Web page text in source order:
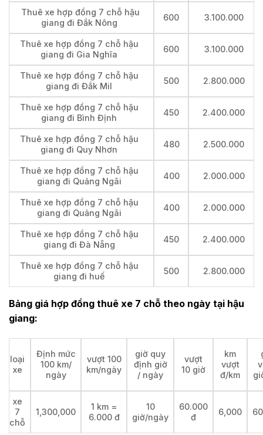
Thuê xe hợp đồng 7 chỗ hậu
giang đi Đắk Nông
600 3.100.000
Thuê xe hợp đồng 7 chỗ hậu
giang đi Gia Nghĩa
600 3.100.000
Thuê xe hợp đồng 7 chỗ hậu
giang đi Đắk Mil
500 2.800.000
Thuê xe hợp đồng 7 chỗ hậu
giang đi Bình Định
450 2.400.000
Thuê xe hợp đồng 7 chỗ hậu
giang đi Quy Nhơn
480 2.500.000
Thuê xe hợp đồng 7 chỗ hậu
giang đi Quảng Ngãi
400 2.000.000
Thuê xe hợp đồng 7 chỗ hậu
giang đi Quảng Ngãi
400 2.000.000
Thuê xe hợp đồng 7 chỗ hậu
giang đi Đà Nẵng
450 2.400.000
Thuê xe hợp đồng 7 chỗ hậu
giang đi huế
500 2.800.000
Bảng giá hợp đồng thuê xe 7 chỗ theo ngày tại hậu
giang:
loại
xe
Định mức
100 km/
ngày
vượt 100
km/ngày
giờ quy
định giờ
/ ngày
vượt
10 giờ
km
vượt
đ/km
xe
7
chỗ
1,300,000
1 km =
6.000 đ
10
giờ/ngày
60.000
đ
6,000